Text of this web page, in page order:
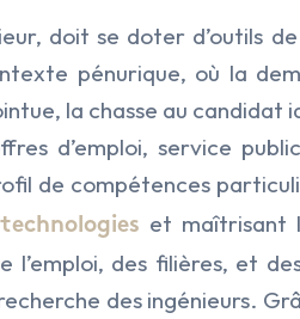
doit se doter d’outils
pénurique, où la
la chasse au candidat
d’emploi, service
de compétences
et maîtrisant
l’emploi, des filières, et
des ingénieurs.